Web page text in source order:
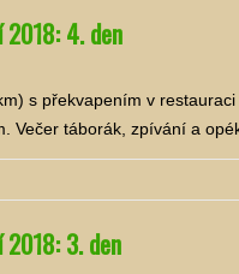
2018: 4. den
s překvapením v
Večer táborák, zpívání a
3. den